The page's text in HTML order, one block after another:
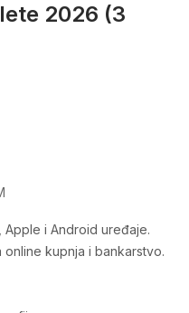
2026 (3
i Android uređaje.
kupnja i bankarstvo.